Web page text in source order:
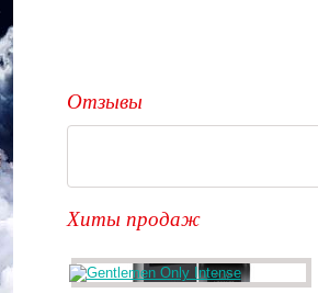
Отзывы
Хиты продаж